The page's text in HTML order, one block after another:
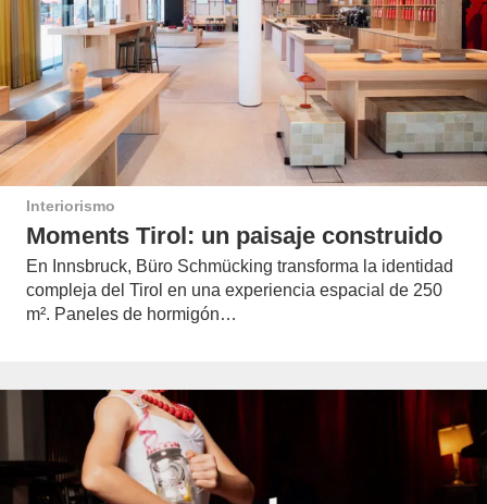
Interiorismo
Moments Tirol: un paisaje construido
En Innsbruck, Büro Schmücking transforma la identidad
compleja del Tirol en una experiencia espacial de 250
m². Paneles de hormigón…